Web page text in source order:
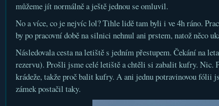
můžeme jít normálně a ještě jednou se omluvil.
No a více, co je nejvíc lol? Tihle lidě tam byli i ve 4h ráno.
by po pracovní době na silnici nehnul ani prstem, natož něco
Následovala cesta na letiště s jedním přestupem. Čekání na
rezervu). Prošli jsme celé letiště a chtěli si zabalit kufry. Nic.
krádeže, takže proč balit kufry. A ani jednu potravinovou fólii
zámek postačil taky.